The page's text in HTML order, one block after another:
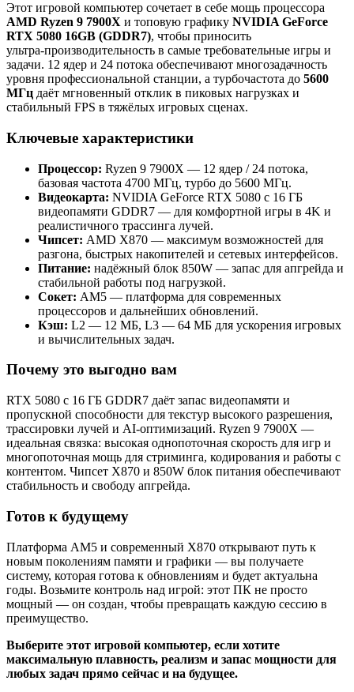
Этот игровой компьютер сочетает в себе мощь процессора
AMD Ryzen 9 7900X и топовую графику NVIDIA GeForce
RTX 5080 16GB (GDDR7), чтобы приносить
ультра‑производительность в самые требовательные игры и
задачи. 12 ядер и 24 потока обеспечивают многозадачность
уровня профессиональной станции, а турбочастота до 5600
МГц даёт мгновенный отклик в пиковых нагрузках и
стабильный FPS в тяжёлых игровых сценах.
Ключевые характеристики
Процессор: Ryzen 9 7900X — 12 ядер / 24 потока,
базовая частота 4700 МГц, турбо до 5600 МГц.
Видеокарта: NVIDIA GeForce RTX 5080 с 16 ГБ
видеопамяти GDDR7 — для комфортной игры в 4K и
реалистичного трассинга лучей.
Чипсет: AMD X870 — максимум возможностей для
разгона, быстрых накопителей и сетевых интерфейсов.
Питание: надёжный блок 850W — запас для апгрейда и
стабильной работы под нагрузкой.
Сокет: AM5 — платформа для современных
процессоров и дальнейших обновлений.
Кэш: L2 — 12 МБ, L3 — 64 МБ для ускорения игровых
и вычислительных задач.
Почему это выгодно вам
RTX 5080 с 16 ГБ GDDR7 даёт запас видеопамяти и
пропускной способности для текстур высокого разрешения,
трассировки лучей и AI‑оптимизаций. Ryzen 9 7900X —
идеальная связка: высокая однопоточная скорость для игр и
многопоточная мощь для стриминга, кодирования и работы с
контентом. Чипсет X870 и 850W блок питания обеспечивают
стабильность и свободу апгрейда.
Готов к будущему
Платформа AM5 и современный X870 открывают путь к
новым поколениям памяти и графики — вы получаете
систему, которая готова к обновлениям и будет актуальна
годы. Возьмите контроль над игрой: этот ПК не просто
мощный — он создан, чтобы превращать каждую сессию в
преимущество.
Выберите этот игровой компьютер, если хотите
максимальную плавность, реализм и запас мощности для
любых задач прямо сейчас и на будущее.